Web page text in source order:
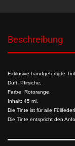
Beschreibung
Exklusive handgefertigte
Duft: Pfirsiche,
Farbe: Rotorange,
Inhalt: 45 ml.
Die Tinte ist für alle
Die Tinte entspricht den